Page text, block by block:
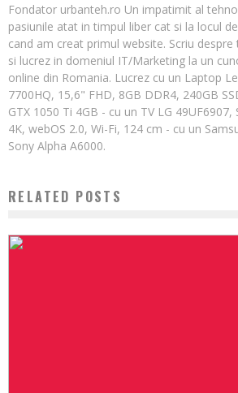
Fondator urbanteh.ro Un impatimit al
pasiunile atat in timpul liber cat si la locul
cand am creat primul website. Scriu
si lucrez in domeniul IT/Marketing la un
online din Romania. Lucrez cu un Laptop
7700HQ, 15,6" FHD, 8GB DDR4, 240GB
GTX 1050 Ti 4GB - cu un TV LG
4K, webOS 2.0, Wi-Fi, 124 cm - cu un
Sony Alpha A6000.
RELATED POSTS